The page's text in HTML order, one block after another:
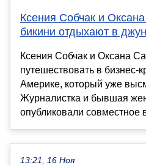
Ксения Собчак и
бикини отдыхают в
Ксения Собчак и Оксана
путешествовать в бизнес-
Америке, который уже
Журналистка и бывшая
опубликовали совместное
13:21, 16 Ноя